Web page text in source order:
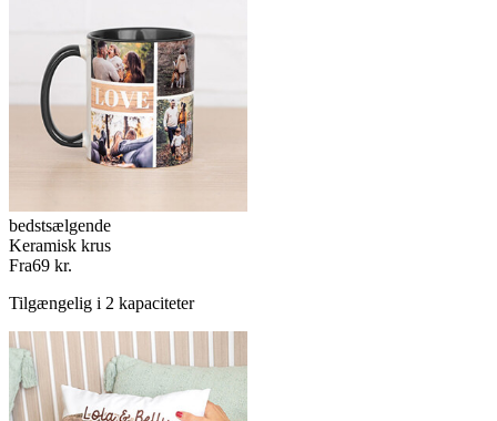
bedstsælgende
Keramisk krus
Fra69 kr.
Tilgængelig i 2 kapaciteter